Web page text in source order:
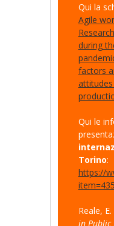
Qui la
Agile
during
factors
Qui le
Torino:
https://
Reale, E.
in Public